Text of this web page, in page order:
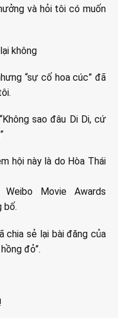
và hỏi tôi có muốn
không
“sự cố hoa cúc” đã
sao đâu Di Di, cứ
hội này là do Hòa Thái
Movie Awards
bố.
chia sẻ lại bài đăng của
đỏ”.